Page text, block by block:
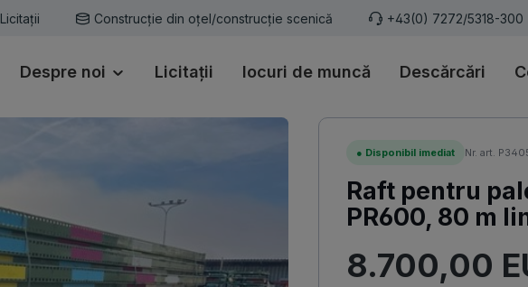
Licitații Construcție din oțel/construcție scenică +43(0) 7272/5318-300
Despre noi Licitații locuri de muncă Descărcări
● Disponibil imediat Nr. art.
Raft pentru
PR600, 80 m
Preț obișnuit:
8.700,00